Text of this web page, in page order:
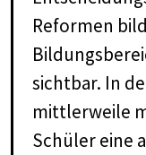
Reformen
sichtbar. In
mittlerweile
Schüler eine